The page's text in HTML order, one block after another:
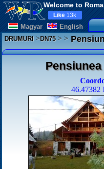
Welcome to
Magyar English
Like 13k
DRUMURI>DN75>>
46.47382